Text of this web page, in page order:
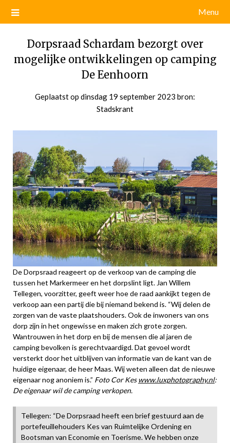
Menu
Dorpsraad Schardam bezorgt over
mogelijke ontwikkelingen op camping
De Eenhoorn
Geplaatst op dinsdag 19 september 2023 door
bron:
Stadskrant
De Dorpsraad reageert op de verkoop van de camping die
tussen het Markermeer en het dorpslint ligt. Jan Willem
Tellegen, voorzitter, geeft weer hoe de raad aankijkt tegen de
verkoop aan een partij die bij niemand bekend is. “Wij delen de
zorgen van de vaste plaatshouders. Ook de inwoners van ons
dorp zijn in het ongewisse en maken zich grote zorgen.
Wantrouwen in het dorp en bij de mensen die al jaren de
camping bevolken is gerechtvaardigd. Dat gevoel wordt
versterkt door het uitblijven van informatie van de kant van de
huidige eigenaar, de heer Maas. Wij weten alleen dat de nieuwe
eigenaar nog anoniem is.” Foto Cor Kes www.luxphotography.nl:
De eigenaar wil de camping verkopen.
Tellegen: “De Dorpsraad heeft een brief gestuurd aan de
portefeuillehouders Kes van Ruimtelijke Ordening en
Bootsman van Economie en Toerisme. We hebben onze